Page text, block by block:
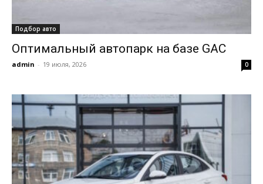
Подбор авто
Оптимальный автопарк на базе GAC
admin - 19 июля, 2026 0